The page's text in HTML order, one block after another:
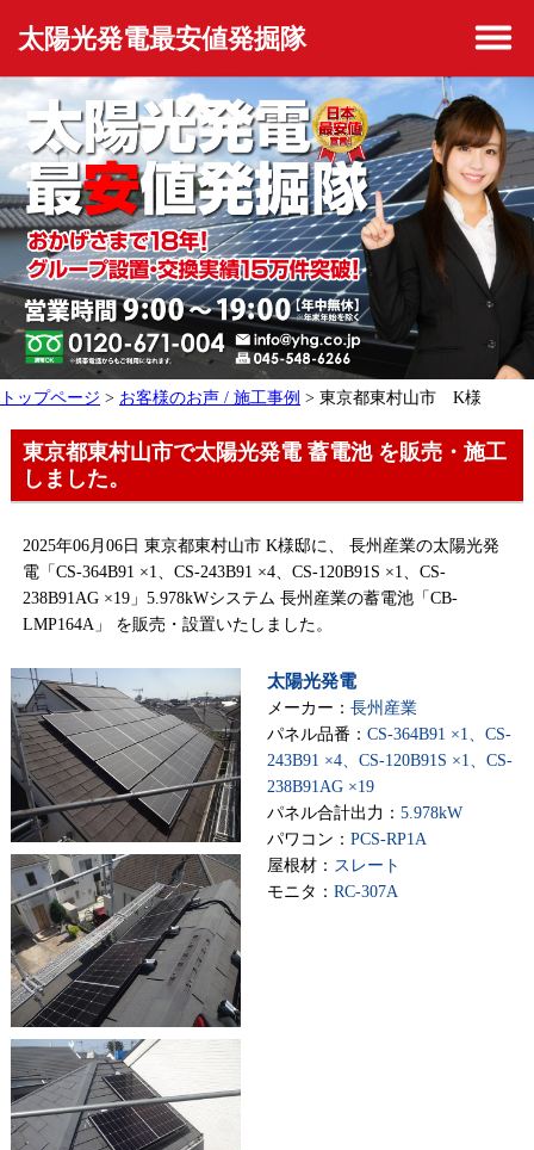
太陽光発電最安値発掘隊
トップページ > お客様のお声 / 施工事例 > 東京都東村山市 K様
東京都東村山市で太陽光発電 蓄電池 を販売・施工
しました。
2025年06月06日 東京都東村山市 K様邸に、 長州産業の太陽光発
電「CS-364B91 ×1、CS-243B91 ×4、CS-120B91S ×1、CS-
238B91AG ×19」5.978kWシステム 長州産業の蓄電池「CB-
LMP164A」 を販売・設置いたしました。
太陽光発電
メーカー： 長州産業
パネル品番： CS-364B91 ×1、CS-
243B91 ×4、CS-120B91S ×1、CS-
238B91AG ×19
パネル合計出力： 5.978kW
パワコン： PCS-RP1A
屋根材： スレート
モニタ： RC-307A